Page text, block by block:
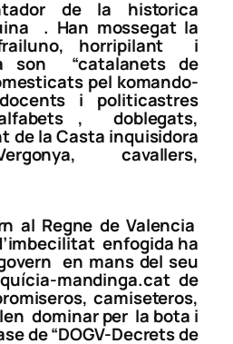
de la historica
. Han mossegat la
horripilant i
son “catalanets de
pel komando-
i politicastres
, doblegats,
de la Casta inquisidora
cavallers,
al Regne de Valencia
enfogida ha
en mans del seu
mandinga.cat de
camiseteros,
dominar per la bota i
de“DOGV-Decrets de